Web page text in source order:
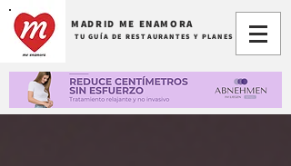
MADRID ME ENAMORA
TU GUÍA DE RESTAURANTES Y PLANES